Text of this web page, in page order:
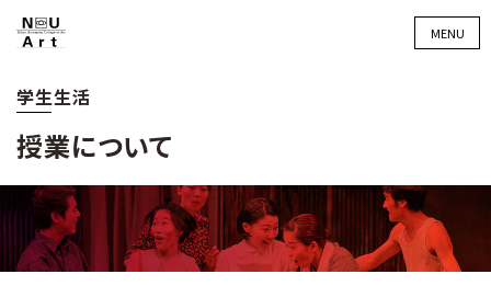
MENU
学生生活
授業について